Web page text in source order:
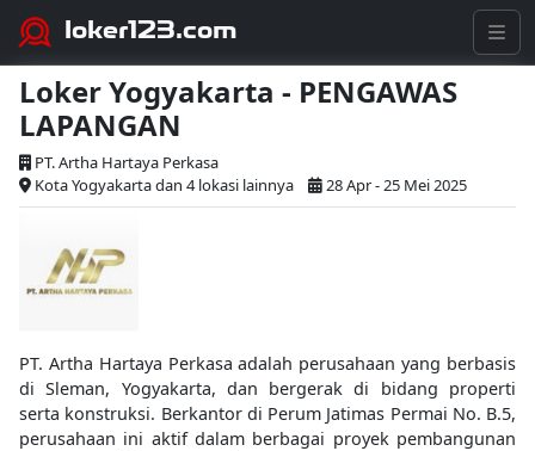
loker123.com
Loker Yogyakarta - PENGAWAS
LAPANGAN
PT. Artha Hartaya Perkasa
Kota Yogyakarta dan 4 lokasi lainnya
28 Apr - 25 Mei 2025
PT. Artha Hartaya Perkasa adalah perusahaan yang berbasis
di Sleman, Yogyakarta, dan bergerak di bidang properti
serta konstruksi. Berkantor di Perum Jatimas Permai No. B.5,
perusahaan ini aktif dalam berbagai proyek pembangunan